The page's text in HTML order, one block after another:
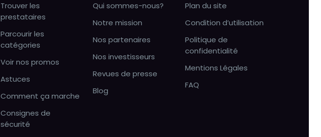
Trouver les
prestataires
Parcourir les
catégories
Voir nos promos
Astuces
Comment ça marche
Consignes de
sécurité
Qui sommes-nous?
Notre mission
Nos partenaires
Nos investisseurs
Revues de presse
Blog
Plan du site
Condition d’utilisation
Politique de
confidentialité
Mentions Légales
FAQ